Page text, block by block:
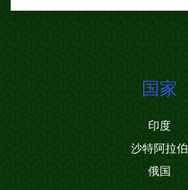
国家
印度
沙特阿拉伯
俄国